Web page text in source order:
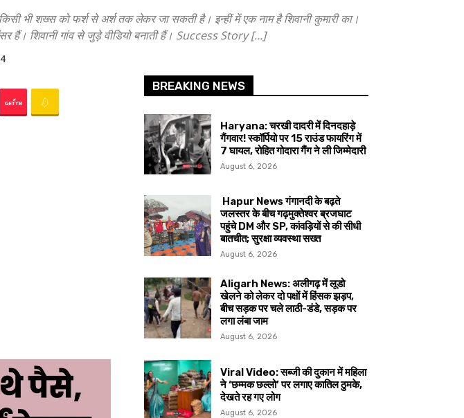
शख्स को फर्श से अर्श तक लेकर जा सकती है। इन्हीं में एक नाम है शिवानी कुमारी का।
हैं। शिवानी गांव से जुड़े वीडियो बनाती हैं। Success Story […]
BREAKING NEWS
Haryana: चरखी दादरी में दिनदहाड़े
गैंगवार! स्कॉर्पियो पर 15 राउंड फायरिंग में
7 घायल, रोहित गोदारा गैंग ने ली जिम्मेदारी
August 6, 2026
Hapur News गंगानदी के बढ़ते
जलस्तर के बीच गढ़मुक्तेश्वर ब्रजघाट
पहुंचे DM और SP, कांवड़ियों से की सीधी
बातचीत; सुरक्षा व्यवस्था सख्त
August 6, 2026
Aligarh News: अलीगढ़ में लूडो
खेलने को लेकर दो पक्षों में हिंसक झड़प,
बीच सड़क पर चले लाठी-डंडे, सड़क पर
लगा लंबा जाम
August 6, 2026
Viral Video: सब्जी की दुकान में महिला
ने ‘छम्मक छल्लो’ पर लगाए कातिल ठुमके,
देखते रह गए लोग
August 6, 2026